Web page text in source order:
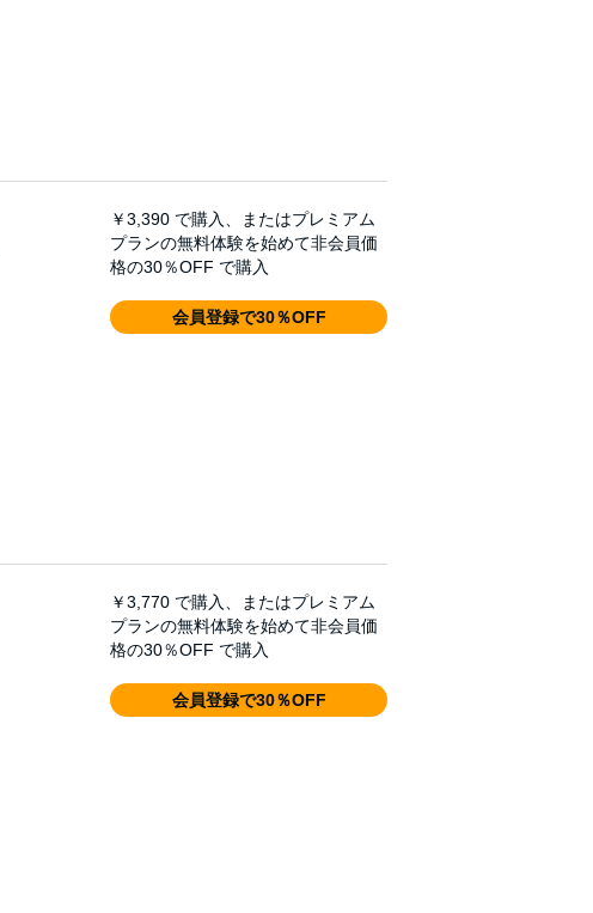
￥3,390 で購入、またはプレミアム
プランの無料体験を始めて非会員価
格の30％OFF で購入
会員登録で30％OFF
￥3,770 で購入、またはプレミアム
プランの無料体験を始めて非会員価
格の30％OFF で購入
会員登録で30％OFF